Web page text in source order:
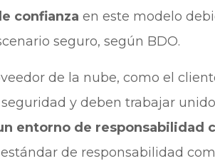
confianza en este modelo
seguro, según BDO.
de la nube, como el
y deben trabajar
entorno de responsabilidad
de responsabilidad